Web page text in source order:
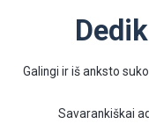
Galingi ir iš anksto
Savarankiškai